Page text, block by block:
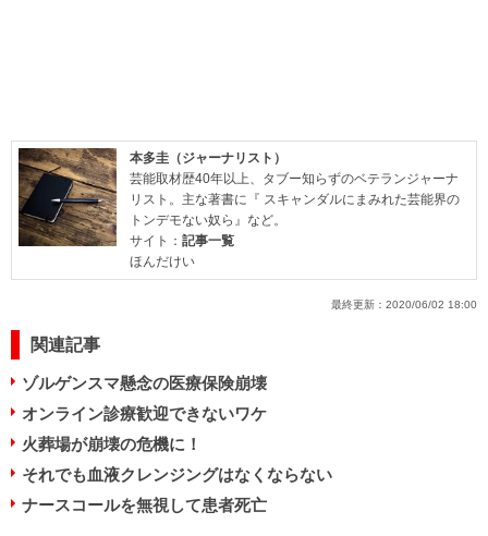
本多圭（ジャーナリスト）
芸能取材歴40年以上、タブー知らずのベテランジャーナ
リスト。主な著書に『 スキャンダルにまみれた芸能界の
トンデモない奴ら』など。
サイト： 記事一覧
ほんだけい
最終更新： 2020/06/02 18:00
関連記事
ゾルゲンスマ懸念の医療保険崩壊
オンライン診療歓迎できないワケ
火葬場が崩壊の危機に！
それでも血液クレンジングはなくならない
ナースコールを無視して患者死亡